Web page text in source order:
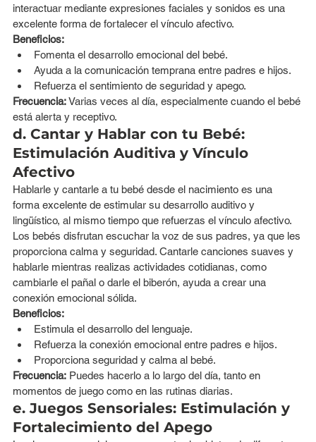
interactuar mediante expresiones faciales y sonidos es una
excelente forma de fortalecer el vínculo afectivo.
Beneficios:
Fomenta el desarrollo emocional del bebé.
Ayuda a la comunicación temprana entre padres e hijos.
Refuerza el sentimiento de seguridad y apego.
Frecuencia: Varias veces al día, especialmente cuando el bebé
está alerta y receptivo.
d. Cantar y Hablar con tu Bebé:
Estimulación Auditiva y Vínculo
Afectivo
Hablarle y cantarle a tu bebé desde el nacimiento es una
forma excelente de estimular su desarrollo auditivo y
lingüístico, al mismo tiempo que refuerzas el vínculo afectivo.
Los bebés disfrutan escuchar la voz de sus padres, ya que les
proporciona calma y seguridad. Cantarle canciones suaves y
hablarle mientras realizas actividades cotidianas, como
cambiarle el pañal o darle el biberón, ayuda a crear una
conexión emocional sólida.
Beneficios:
Estimula el desarrollo del lenguaje.
Refuerza la conexión emocional entre padres e hijos.
Proporciona seguridad y calma al bebé.
Frecuencia: Puedes hacerlo a lo largo del día, tanto en
momentos de juego como en las rutinas diarias.
e. Juegos Sensoriales: Estimulación y
Fortalecimiento del Apego